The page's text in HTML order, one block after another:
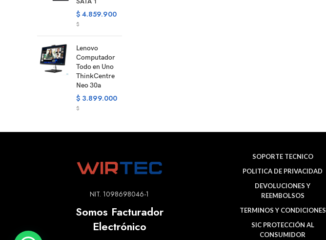
$ 4.859.900
$
Lenovo
Computador
Todo en Uno
ThinkCentre
Neo 30a
$ 3.899.000
$
NIT. 1098698046-1
Somos Facturador
Electrónico
SOPORTE TECNICO
POLITICA DE PRIVACIDAD
DEVOLUCIONES Y
REEMBOLSOS
TERMINOS Y CONDICIONES
SIC PROTECCIÓN AL
CONSUMIDOR